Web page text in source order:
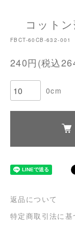
コット
FBCT-60CB-632-001
240円(税込
0cm
返品について
特定商取引法に基